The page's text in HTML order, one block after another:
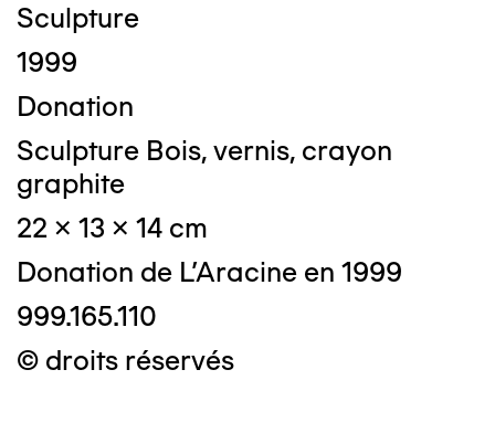
Sculpture
1999
Donation
Sculpture Bois, vernis, crayon
graphite
22 x 13 x 14 cm
Donation de L'Aracine en 1999
999.165.110
© droits réservés